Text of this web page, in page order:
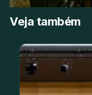
Veja também